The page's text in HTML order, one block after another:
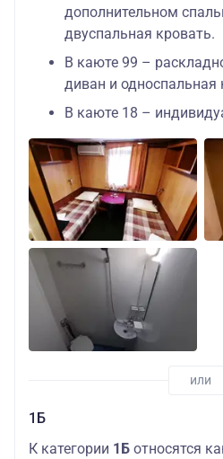
дополнительном
двуспальная кровать.
В каюте 99 –
диван и односпальная
В каюте 18 –
1Б
К категории 1Б относятся